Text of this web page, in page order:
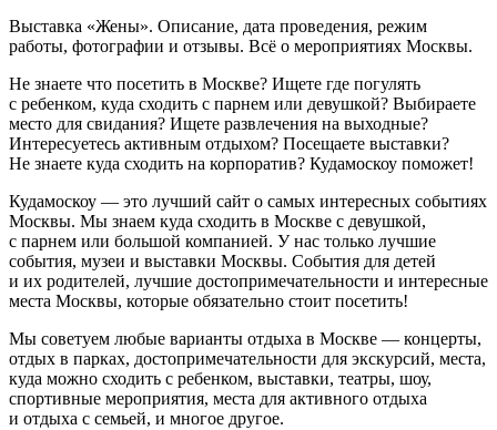
Выставка «Жены». Описание, дата проведения, режим
работы, фотографии и отзывы. Всё о мероприятиях Москвы.
Не знаете что посетить в Москве? Ищете где погулять
с ребенком, куда сходить с парнем или девушкой? Выбираете
место для свидания? Ищете развлечения на выходные?
Интересуетесь активным отдыхом? Посещаете выставки?
Не знаете куда сходить на корпоратив? Кудамоскоу поможет!
Кудамоскоу — это лучший сайт о самых интересных событиях
Москвы. Мы знаем куда сходить в Москве с девушкой,
с парнем или большой компанией. У нас только лучшие
события, музеи и выставки Москвы. События для детей
и их родителей, лучшие достопримечательности и интересные
места Москвы, которые обязательно стоит посетить!
Мы советуем любые варианты отдыха в Москве — концерты,
отдых в парках, достопримечательности для экскурсий, места,
куда можно сходить с ребенком, выставки, театры, шоу,
спортивные мероприятия, места для активного отдыха
и отдыха с семьей, и многое другое.